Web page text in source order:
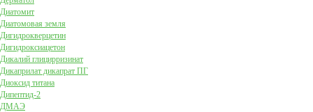
Диатомит
Диатомовая земля
Дигидрокверцетин
Дигидроксиацетон
Дикалий глицирризинат
Дикаприлат дикапрат ПГ
Диоксид титана
Дипептид-2
ДМАЭ